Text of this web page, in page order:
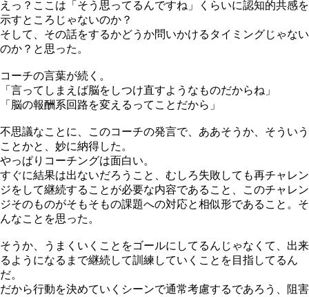
えっ？ここは「そう思ってるんですね」くらいに認知的共感を
示すところじゃないのか？
そして、その話をするかどうか問いかけるタイミングじゃない
のか？と思った。
コーチの言葉が続く。
「言ってしまえば脳をしつけ直すようなものだからね」
「脳の報酬系回路を変えるってことだから」
不思議なことに、このコーチの発言で、ああそうか、そういう
ことかと、妙に納得した。
やっぱりコーチングは面白い。
すぐに結果は出ないだろうこと、むしろ失敗しても再チャレン
ジをして継続することが必要な内容であること、このチャレン
ジそのものがそもそもの課題への対応と相似形であること。そ
んなことを思った。
そうか、うまくいくことをゴールにしてるんじゃなくて、出来
るようになるまで継続して訓練していくことを目指してるん
だ。
だから行動を決めていくシーンで通常考慮するであろう、阻害